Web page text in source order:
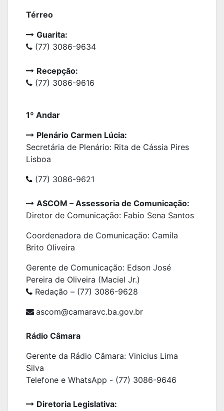
Térreo
Guarita:
(77) 3086-9634
Recepção:
(77) 3086-9616
1º Andar
Plenário Carmen Lúcia:
Secretária de Plenário: Rita de Cássia Pires
Lisboa
(77) 3086-9621
ASCOM – Assessoria de Comunicação:
Diretor de Comunicação: Fabio Sena Santos
Coordenadora de Comunicação: Camila
Brito Oliveira
Gerente de Comunicação: Edson José
Pereira de Oliveira (Maciel Jr.)
Redação – (77) 3086-9628
ascom@camaravc.ba.gov.br
Rádio Câmara
Gerente da Rádio Câmara: Vinicius Lima
Silva
Telefone e WhatsApp - (77) 3086-9646
Diretoria Legislativa: